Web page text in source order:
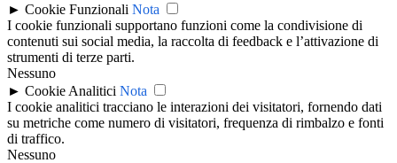
► Cookie Funzionali Nota
I cookie funzionali supportano funzioni come la condivisione di
contenuti sui social media, la raccolta di feedback e l’attivazione di
strumenti di terze parti.
Nessuno
► Cookie Analitici Nota
I cookie analitici tracciano le interazioni dei visitatori, fornendo dati
su metriche come numero di visitatori, frequenza di rimbalzo e fonti
di traffico.
Nessuno